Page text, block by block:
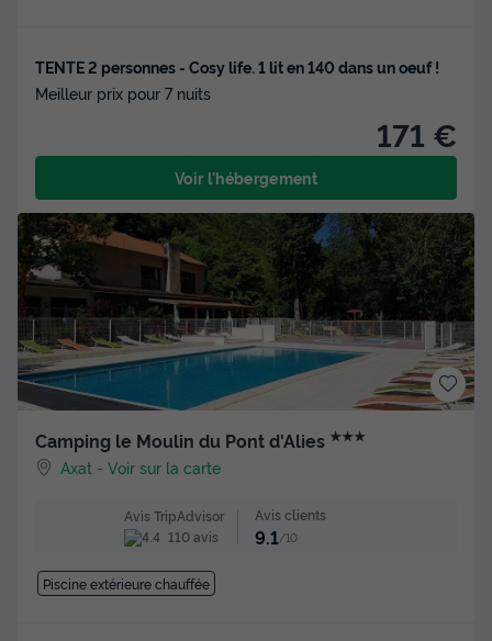
TENTE 2 personnes - Cosy life. 1 lit en 140 dans un oeuf !
Meilleur prix pour 7 nuits
171 €
Voir l'hébergement
Camping le Moulin du Pont d'Alies ★★★
Axat -Voir sur la carte
Avis TripAdvisor
110 avis
Avis clients
9.1/10
Piscine extérieure chauffée